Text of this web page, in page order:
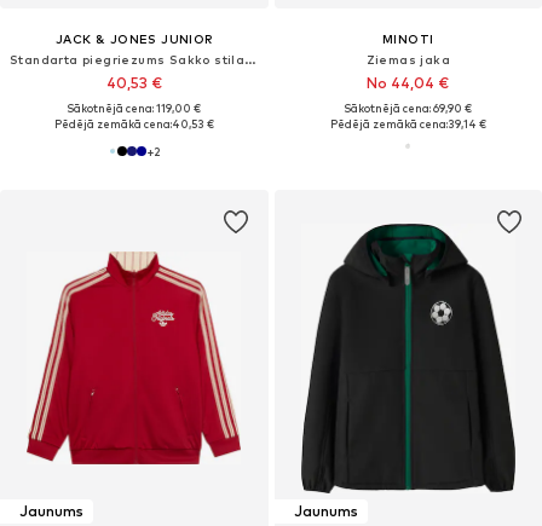
JACK & JONES JUNIOR
Standarta piegriezums Sakko stila žakete 'JJSolaris'
40,53 €
Sākotnējā cena: 119,00 €
Pēdējā zemākā cena:40,53 €
+2
MINOTI
Ziemas jaka
No 44,04 €
Sākotnējā cena: 69,90 €
Pēdējā zemākā cena:39,14 €
Jaunums Jaunums